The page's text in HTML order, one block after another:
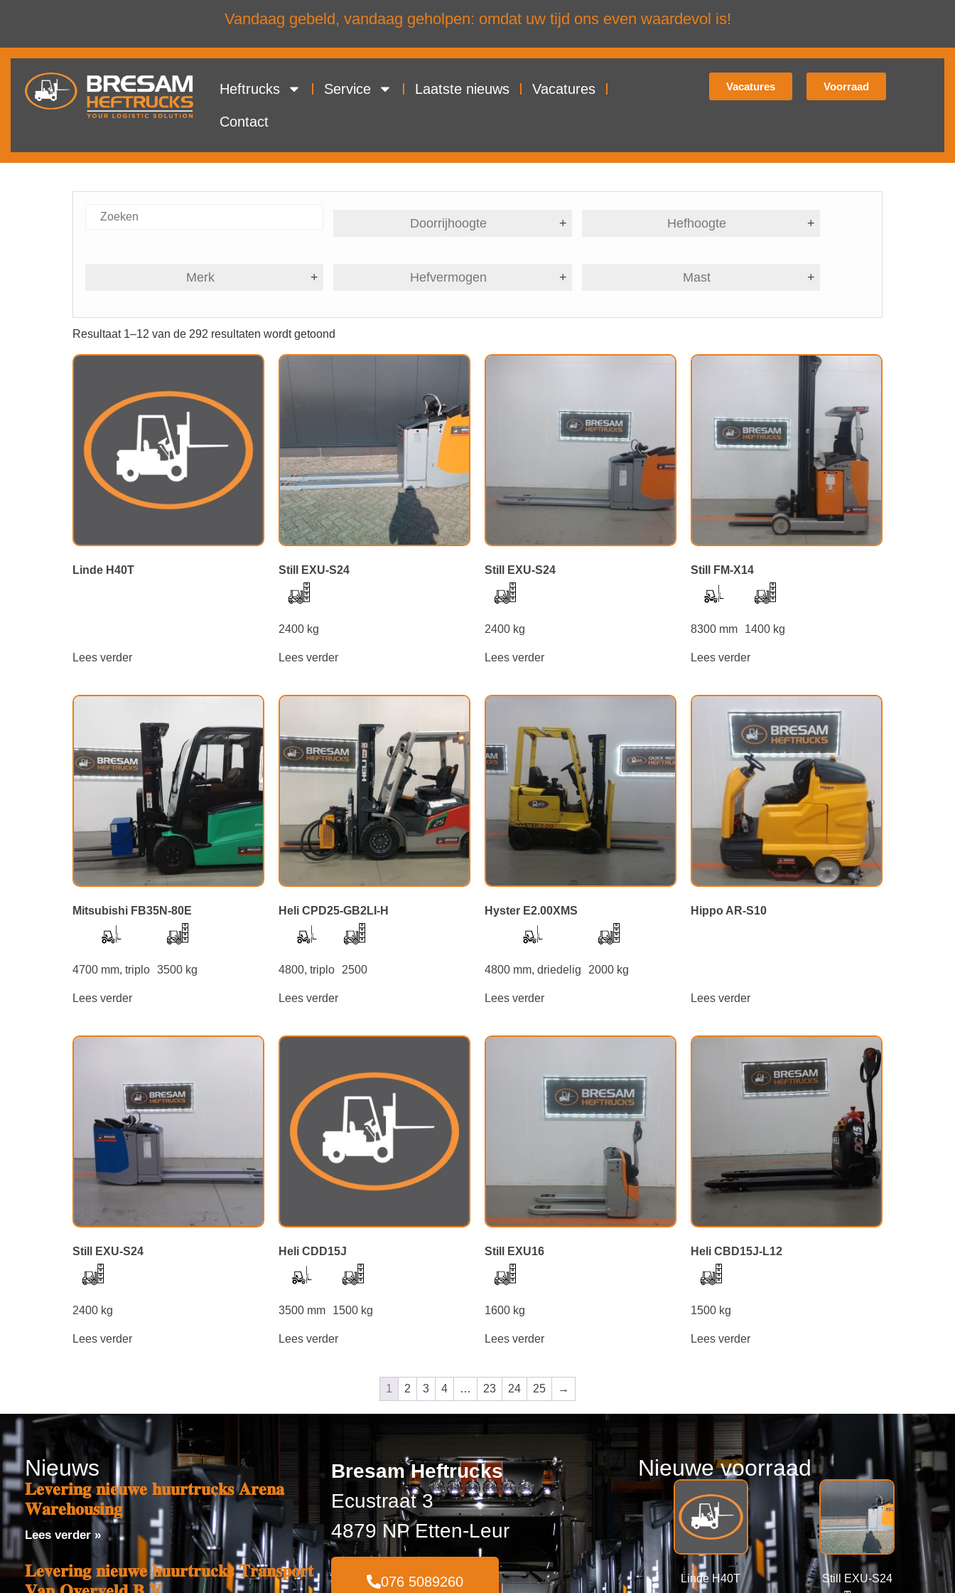
Vandaag gebeld, vandaag geholpen: omdat uw tijd ons even waardevol is!
Heftrucks Service Laatste nieuws Vacatures
Contact
Vacatures Voorraad
Doorrijhoogte + Hefhoogte +
Merk + Hefvermogen + Mast +
Resultaat 1–12 van de 292 resultaten wordt getoond
Linde H40T
Lees verder
Still EXU-S24
2400 kg
Lees verder
Still EXU-S24
2400 kg
Lees verder
Still FM-X14
8300 mm 1400 kg
Lees verder
Mitsubishi FB35N-80E
4700 mm, triplo 3500 kg
Lees verder
Heli CPD25-GB2LI-H
4800, triplo 2500
Lees verder
Hyster E2.00XMS
4800 mm, driedelig 2000 kg
Lees verder
Hippo AR-S10
Lees verder
Still EXU-S24
2400 kg
Lees verder
Heli CDD15J
3500 mm 1500 kg
Lees verder
Still EXU16
1600 kg
Lees verder
Heli CBD15J-L12
1500 kg
Lees verder
1 2 3 4 … 23 24 25 →
Nieuws
𝐋𝐞𝐯𝐞𝐫𝐢𝐧𝐠 𝐧𝐢𝐞𝐮𝐰𝐞 𝐡𝐮𝐮𝐫𝐭𝐫𝐮𝐜𝐤𝐬 𝐀𝐫𝐞𝐧𝐚
𝐖𝐚𝐫𝐞𝐡𝐨𝐮𝐬𝐢𝐧𝐠
Lees verder »
𝐋𝐞𝐯𝐞𝐫𝐢𝐧𝐠 𝐧𝐢𝐞𝐮𝐰𝐞 𝐡𝐮𝐮𝐫𝐭𝐫𝐮𝐜𝐤𝐬 𝐓𝐫𝐚𝐧𝐬𝐩𝐨𝐫𝐭
Bresam Heftrucks
Ecustraat 3
4879 NP Etten-Leur
076 5089260
Nieuwe voorraad
Linde H40T Still EXU-S24